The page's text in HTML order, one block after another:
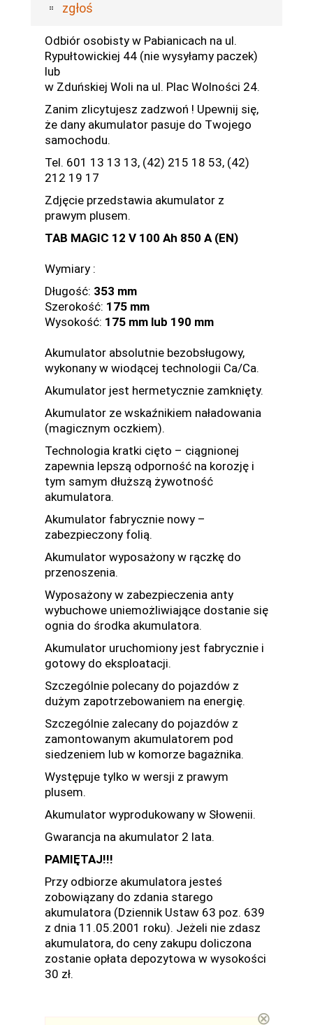
zgłoś
Odbiór osobisty w Pabianicach na ul.
Rypułtowickiej 44 (nie wysyłamy paczek)
lub
w Zduńskiej Woli na ul. Plac Wolności 24.
Zanim zlicytujesz zadzwoń ! Upewnij się,
że dany akumulator pasuje do Twojego
samochodu.
Tel. 601 13 13 13, (42) 215 18 53, (42)
212 19 17
Zdjęcie przedstawia akumulator z
prawym plusem.
TAB MAGIC 12 V 100 Ah 850 A (EN)
Wymiary :
Długość: 353 mm
Szerokość: 175 mm
Wysokość: 175 mm lub 190 mm
Akumulator absolutnie bezobsługowy,
wykonany w wiodącej technologii Ca/Ca.
Akumulator jest hermetycznie zamknięty.
Akumulator ze wskaźnikiem naładowania
(magicznym oczkiem).
Technologia kratki cięto – ciągnionej
zapewnia lepszą odporność na korozję i
tym samym dłuższą żywotność
akumulatora.
Akumulator fabrycznie nowy –
zabezpieczony folią.
Akumulator wyposażony w rączkę do
przenoszenia.
Wyposażony w zabezpieczenia anty
wybuchowe uniemożliwiające dostanie się
ognia do środka akumulatora.
Akumulator uruchomiony jest fabrycznie i
gotowy do eksploatacji.
Szczególnie polecany do pojazdów z
dużym zapotrzebowaniem na energię.
Szczególnie zalecany do pojazdów z
zamontowanym akumulatorem pod
siedzeniem lub w komorze bagażnika.
Występuje tylko w wersji z prawym
plusem.
Akumulator wyprodukowany w Słowenii.
Gwarancja na akumulator 2 lata.
PAMIĘTAJ!!!
Przy odbiorze akumulatora jesteś
zobowiązany do zdania starego
akumulatora (Dziennik Ustaw 63 poz. 639
z dnia 11.05.2001 roku). Jeżeli nie zdasz
akumulatora, do ceny zakupu doliczona
zostanie opłata depozytowa w wysokości
30 zł.
⊗